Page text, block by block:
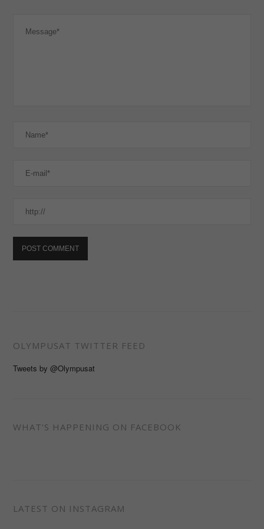
OLYMPUSAT TWITTER FEED
Tweets by @Olympusat
WHAT’S HAPPENING ON FACEBOOK
LATEST ON INSTAGRAM